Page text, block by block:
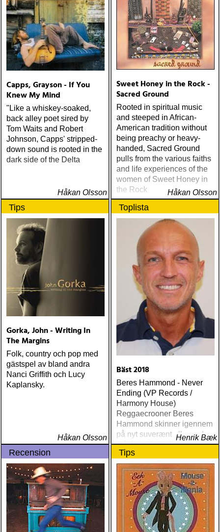
Capps, Grayson - If You
Knew My Mind
"Like a whiskey-soaked,
back alley poet sired by
Tom Waits and Robert
Johnson, Capps' stripped-
down sound is rooted in the
dark side of the Delta
Håkan Olsson
Sweet Honey in the Rock -
Sacred Ground
Rooted in spiritual music
and steeped in African-
American tradition without
being preachy or heavy-
handed, Sacred Ground
pulls from the various faiths
and life experiences of the
women of Sweet Honey in
the Rock
Håkan Olsson
Tips
Gorka, John - Writing In
The Margins
Folk, country och pop med
gästspel av bland andra
Nanci Griffith och Lucy
Kaplansky.
Håkan Olsson
Toplista
Bäst 2018
Beres Hammond - Never
Ending (VP Records /
Harmony House)
Reggaecrooner Beres
Hammond skinner igennem
på nyt suverænt album, der
måske er hans bedste
gennem tiderne
Henrik Bæk
Recension Tips